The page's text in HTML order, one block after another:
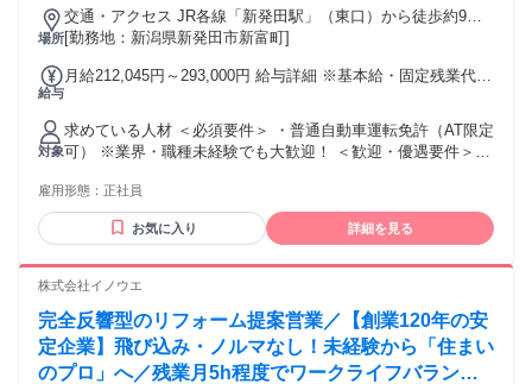
メンテナンス ・機械メンテナンス／整備士 ・プラント／発電
設備関連の業務 ・土木／建設現場での施工・保守 ・配管／溶
場所
交通・アクセス JR各線「新発田駅」（東口）から徒歩約9分
／新潟交通観光バス「新富町」バス停から徒歩約2分
[勤務地：新潟県新発田市新富町]
給与
月給212,045円～293,000円 給与詳細 ※基本給・固定残業代・
代：あり 1ヶ月あたり2万7045円 〜 5万円（固定残業時間：1
ヶ月あたり20時間） 固定残業時間を超えた勤務時間について
は別途残業代を支給する 【一律手当】 全員に一律で支払われ
る通勤・皆勤・家族手当金額：なし 全員に一律で支払われる
月あたり〜5.00%（前年度実績） ・賞与あり：年2回、1.5カ
月分（前年度実績） ・交通費規定支給：実費支給（上限月額
35,000円） ＜一律手当詳細＞ ・業務手当：15,000円 ・扶養
手当あり ・インセンティブ手当：最大250,000円
対象
求めている人材 ＜必須要件＞ ・普通自動車運転免許（AT限定
可） ※業界・職種未経験でも大歓迎！ ＜歓迎・優遇要件＞
験、または接客業経験 ・以下のいずれかの資格をお持ちの方
（なくても応募可） 柔道整復師、理学療法士（PT）、作業療
法士（OT）、言語聴覚士（ST）、看護師、准看護師、義肢装
・お困りごとを聞き取り、人の生活を支えたい方 ・周囲と連
あり（例外事由1号・64歳以下（定年のため））
雇用形態： 正社員
お気に入り 詳細を見る
株式会社イノウエ
完全反響型のリフォーム提案営業／【創業120年の安
定企業】飛び込み・ノルマなし！未経験から「住まい
のプロ」へ／残業月5h程度でワークライフバランス